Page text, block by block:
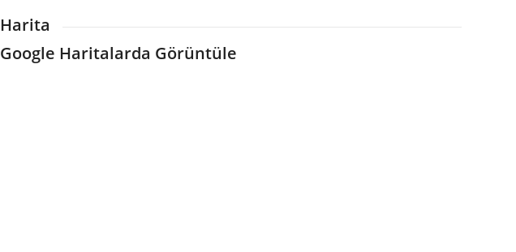
Harita
Google Haritalarda Görüntüle